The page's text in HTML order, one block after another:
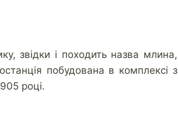
звідки і походить назва млина,
побудована в комплексі з
році.